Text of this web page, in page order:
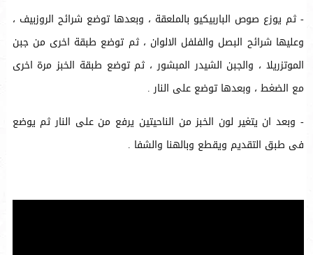
- ثم يوزع صوص الباربيكيو بالملعقة ، وبعدها توضع شرائح الروزبيف ،
وعليها شرائح البصل والفلفل الالوان ، ثم توضع طبقة اخرى من جبن
الموتزريلا ، والجبن الشيدر المبشور ، ثم توضع طبقة الخبز مرة اخرى
مع الضغط ، وبعدها توضع على النار .
- وبعد ان يتغير لون الخبز من الناحيتين يرفع من على النار ثم يوضع
فى طبق التقديم ويقطع وبالهنا والشفا .